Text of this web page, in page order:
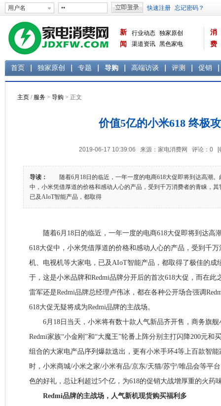
新
闻
行业动态 独家原创
渠道资讯 黑色家电
消
费
首页 独家原创 专题 导购 高端访谈 评测 促销
主页 / 服务 > 导购 > 正文
价值5亿的小米618 终极
2019-06-17 10:39:06 来源：家电消费网 评论： 0 [
导读：
随着6月18日的临近，一年一度的电商618大促即将到达高潮。
中，小米凭借厚道的价格和感动人心的产品，受到千万消费者的青睐，
已及AIoT智能产品，都取得
随着6月18日的临近，一年一度的电商618大促即将到达高
618大促中，小米凭借厚道的价格和感动人心的产品，受到千
机、电视机等大家电，已及AIoT智能产品，都取得了极佳的成
于，这是小米品牌和Redmi品牌分开后的首次618大促，而在此
雷军还是Redmi品牌总经理卢伟冰，都在各种公开场合强调
618大促无疑将成为Redmi品牌的主战场。
6月18日当天，小米将有数十款人气新品齐开售，商务旗舰
Redmi家族“小金刚”和“大魔王”轮番上阵分别主打闪降200元和
组合的大家电产品序列爆款迭出，更有小米手环4等上百款智
时，小米商城/小米之家/小米有品/京东/天猫/苏宁/唯品会等平
色的好礼，总让利超过5个亿，为618的促销大战增厚重的火药
Redmi品牌的主战场，人气新机现货购买福利多